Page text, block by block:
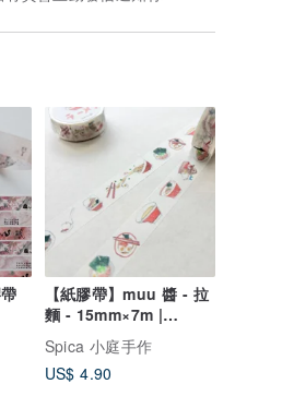
【紙膠帶】muu 醬 - 拉
麵 - 15mm×7m |
spica's Garden
(SM77)
Spica 小庭手作
US$ 4.90